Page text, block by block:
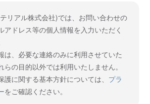
リアル株式会社)では、お問い合わせの
アドレス等の個人情報を入力いただく
は、必要な連絡のみに利用させていた
らの目的以外では利用いたしません。
護に関する基本方針については、 プラ
をご確認ください。